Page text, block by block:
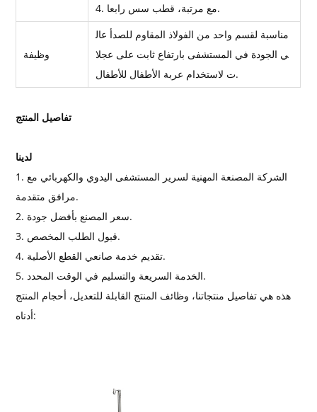
4. مع مرتبة، قطب سس رابعا.
وظيفة
مناسبة لقسم واحد من الفولاذ المقاوم للصدأ عال
ي الجودة في المستشفى بارتفاع ثابت على عجلا
ت لاستخدام عربة الأطفال للأطفال.
تفاصيل المنتج
1. الشركة المصنعة المهنية لسرير المستشفى اليدوي والكهربائي مع
مرافق متقدمة.
2. سعر المصنع بأفضل جودة.
3. قبول الطلب المخصص.
4. تقديم خدمة صانعي القطع الأصلية.
5. الخدمة السريعة والتسليم في الوقت المحدد.
هذه هي تفاصيل منتجاتنا، وظائف المنتج القابلة للتعديل، أحجام المنتج
أدناه: